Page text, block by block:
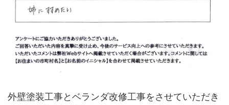
外壁塗装工事とベランダ改修工事をさせていただき